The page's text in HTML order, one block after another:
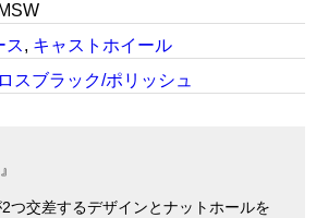
ス, キャストホイール
スブラック/ポリッシュ
つ交差するデザインとナットホールを